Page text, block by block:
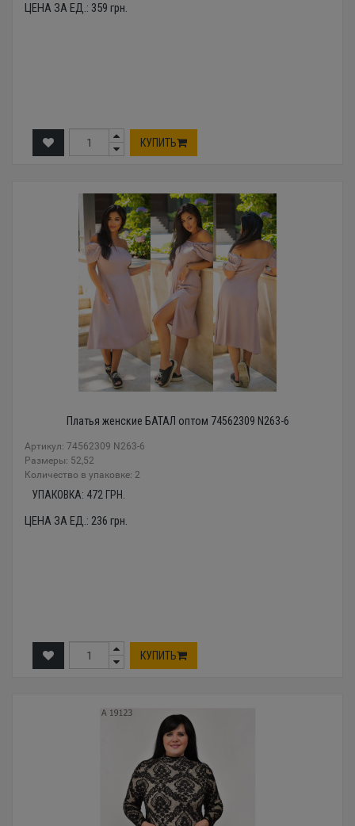
ЦЕНА ЗА ЕД.: 359 грн.
КУПИТЬ
Платья женские БАТАЛ оптом 74562309 N263-6
Артикул: 74562309 N263-6
Размеры: 52,52
Количество в упаковке: 2
УПАКОВКА: 472 ГРН.
ЦЕНА ЗА ЕД.: 236 грн.
КУПИТЬ